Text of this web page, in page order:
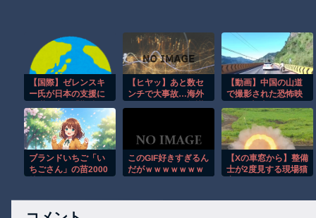
【国際】ゼレンスキ
ー氏が日本の支援に
れたほどの成果な
い」
【ヒヤッ】あと数セ
ンチで大事故…海外
【動画】中国の山道
で撮影された恐怖映
ブランドいちご「い
ちごさん」の苗2000
このGIF好きすぎるん
だがｗｗｗｗｗｗｗ
【Xの車窓から】整備
士が2度見する現場猫